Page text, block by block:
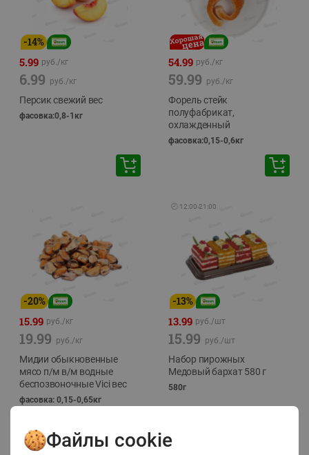
-14%
5.99 руб./кг
6.99 руб./кг
Персик свежий вес
фасовка:0,8-1кг
54.99 руб./кг
59.99 руб./кг
Форель стейк
полуфабрикат,
охлажденный
фасовка:0,15-0,6кг
-20%
15.99 руб./кг
19.99 руб./кг
Мидии обыкновенные
мясо п/м в/м водные
беспозвоночные Vici вес
фасовка: 0,15-0,65кг
🕘 12:00-21:00
-13%
13.99 руб./шт
15.99 руб./шт
Набор пирожных
Медовый бархат 580 г
580г
Файлы cookie